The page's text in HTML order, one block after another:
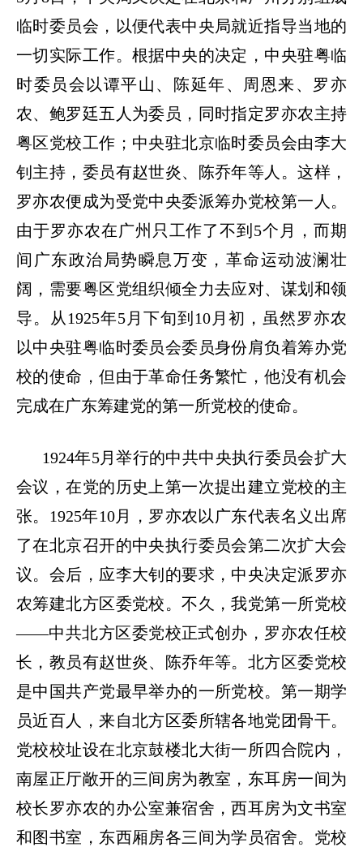
临时委员会，以便代表中央局就近指导当地的
一切实际工作。根据中央的决定，中央驻粤临
时委员会以谭平山、陈延年、周恩来、罗亦
农、鲍罗廷五人为委员，同时指定罗亦农主持
粤区党校工作；中央驻北京临时委员会由李大
钊主持，委员有赵世炎、陈乔年等人。这样，
罗亦农便成为受党中央委派筹办党校第一人。
由于罗亦农在广州只工作了不到5个月，而期
间广东政治局势瞬息万变，革命运动波澜壮
阔，需要粤区党组织倾全力去应对、谋划和领
导。从1925年5 月下旬到10 月初，虽然罗亦农
以中央驻粤临时委员会委员身份肩负着筹办党
校的使命，但由于革命任务繁忙，他没有机会
完成在广东筹建党的第一所党校的使命。
1924年5月举行的中共中央执行委员会扩大
会议，在党的历史上第一次提出建立党校的主
张。 1925年10月，罗亦农以广东代表名义出席
了在北京召开的中央执行委员会第二次扩大会
议。会后，应李大钊的要求，中央决定派罗亦
农筹建北方区委党校。不久，我党第一所党校
——中共北方区委党校正式创办，罗亦农任校
长，教员有赵世炎、陈乔年等。北方区委党校
是中国共产党最早举办的一所党校。第一期学
员近百人，来自北方区委所辖各地党团骨干。
党校校址设在北京鼓楼北大街一所四合院内，
南屋正厅敞开的三间房为教室，东耳房一间为
校长罗亦农的办公室兼宿舍，西耳房为文书室
和图书室，东西厢房各三间为学员宿舍。党校